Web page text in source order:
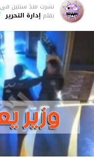
نشرت منذ سنتين فى
بقلم إدارة التحرير